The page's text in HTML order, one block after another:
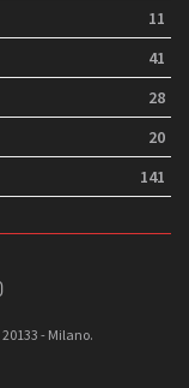
11
41
28
20
141
- Milano.